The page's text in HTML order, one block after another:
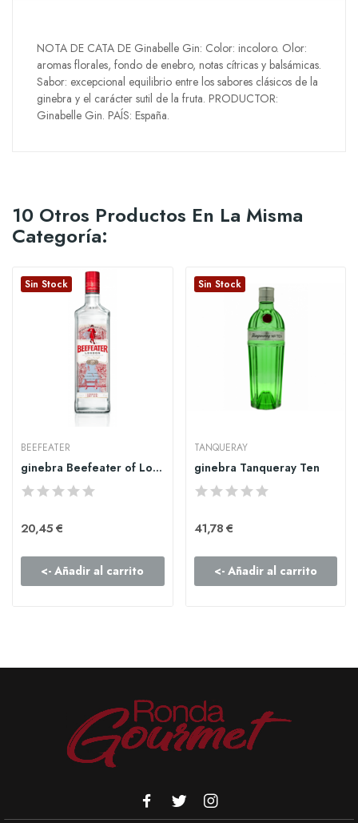
NOTA DE CATA DE Ginabelle Gin: Color: incoloro. Olor:
aromas florales, fondo de enebro, notas cítricas y balsámicas.
Sabor: excepcional equilibrio entre los sabores clásicos de la
ginebra y el carácter sutil de la fruta. PRODUCTOR:
Ginabelle Gin. PAÍS: España.
10 Otros Productos En La Misma
Categoría:
Sin Stock
BEEFEATER
ginebra Beefeater of London
20,45 €
<- Añadir al carrito
Sin Stock
TANQUERAY
ginebra Tanqueray Ten
41,78 €
<- Añadir al carrito